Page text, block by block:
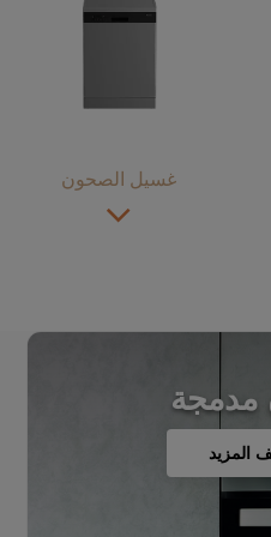
غسيل الصحون
مدمجة
المزيد